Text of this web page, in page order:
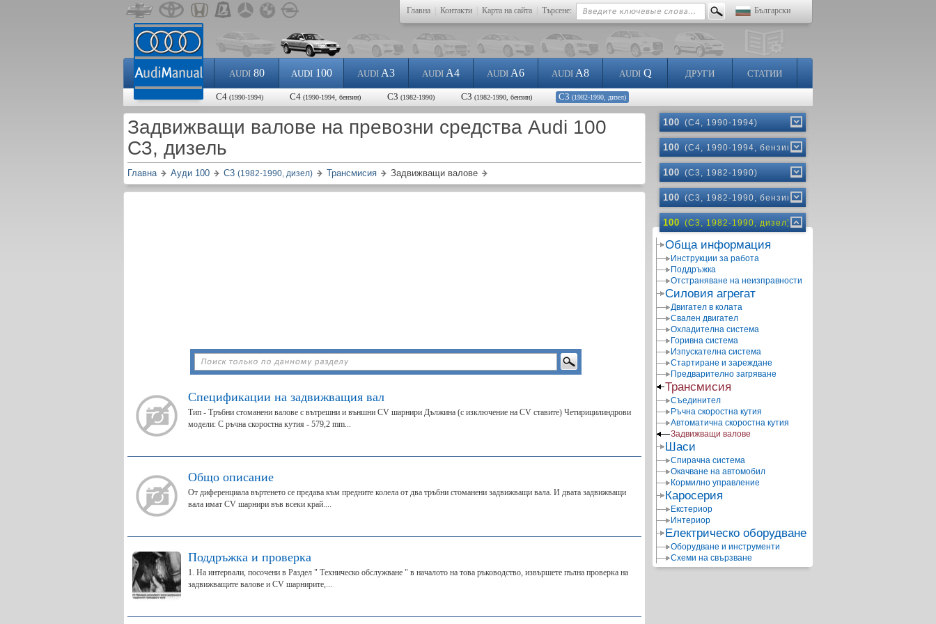
Главна Контакти Карта на сайта Търсене: Български
AUDI80 AUDI100 AUDI A3 AUDI A4 AUDI A6 AUDI A8 AUDIQ ДРУГИ СТАТИИ
C4 (1990-1994) C4 (1990-1994, бензин) C3 (1982-1990) C3 (1982-1990, бензин) C3 (1982-1990, дизел)
Задвижващи валове на превозни средства Audi 100
C3, дизель
Главна Ауди 100 C3 (1982-1990, дизел) Трансмисия Задвижващи валове
Спецификации на задвижващия вал
Тип - Тръбни стоманени валове с вътрешни и външни CV шарнири Дължина (с изключение на CV ставите) Четирицилиндрови
модели: С ръчна скоростна кутия - 579,2 mm...
Общо описание
От диференциала въртенето се предава към предните колела от два тръбни стоманени задвижващи вала. И двата задвижващи
вала имат CV шарнири във всеки край....
Поддръжка и проверка
1. На интервали, посочени в Раздел " Техническо обслужване " в началото на това ръководство, извършете пълна проверка на
задвижващите валове и CV шарнирите,...
100 (C4, 1990-1994)
100 (C4, 1990-1994, бензин)
100 (C3, 1982-1990)
100 (C3, 1982-1990, бензин)
100 (C3, 1982-1990, дизел)
Обща информация
Инструкции за работа
Поддръжка
Отстраняване на неизправности
Силовия агрегат
Двигател в колата
Свален двигател
Охладителна система
Горивна система
Изпускателна система
Стартиране и зареждане
Предварително загряване
Трансмисия
Съединител
Ръчна скоростна кутия
Автоматична скоростна кутия
Задвижващи валове
Шаси
Спирачна система
Окачване на автомобил
Кормилно управление
Каросерия
Екстериор
Интериор
Електрическо оборудване
Оборудване и инструменти
Схеми на свързване